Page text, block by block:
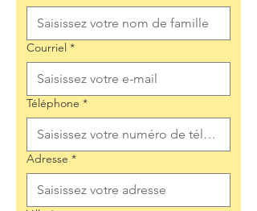
Courriel *
Téléphone *
Adresse *